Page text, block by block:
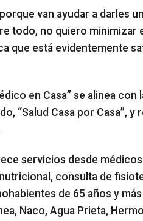
van ayudar a darles
todo, no quiero minimizar
que está evidentemente
en Casa” se alinea
“Salud Casa por Casa”,
servicios desde
consulta de
de 65 años y
Naco, Agua Prieta,